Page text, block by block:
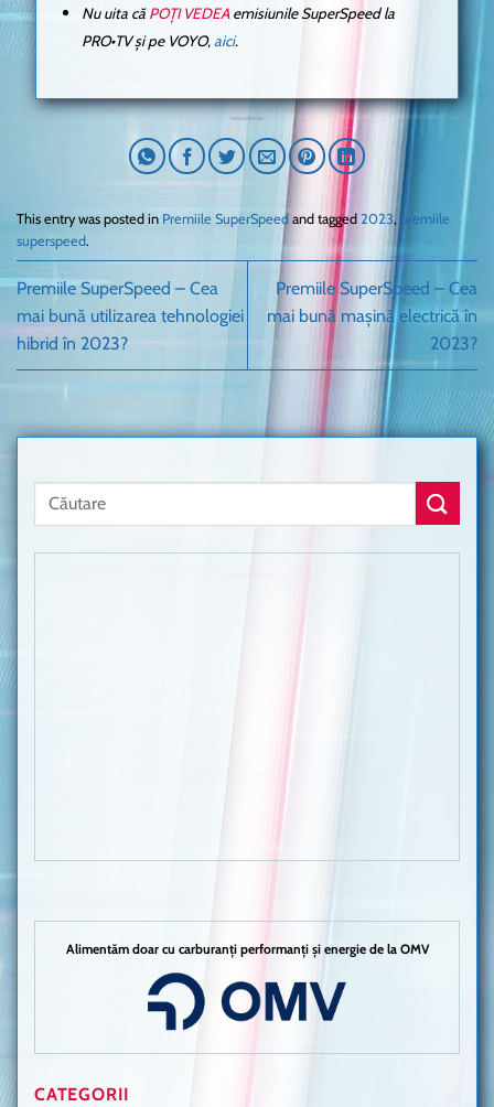
Nu uita căPOȚI VEDEAemisiunile SuperSpeed la
PRO•TV și pe VOYO,aici.
This entry was posted in Premiile SuperSpeed and tagged 2023,premiile
superspeed.
Premiile SuperSpeed – Cea
mai bună utilizarea tehnologiei
hibrid în 2023?
Premiile SuperSpeed – Cea
mai bună mașină electrică în
2023?
Alimentăm doar cu carburanți performanți și energie de la OMV
CATEGORII